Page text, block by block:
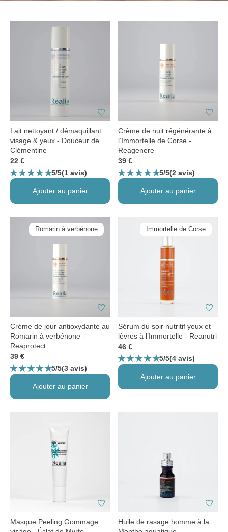
favorite
Lait nettoyant / démaquillant
visage & yeux - Douceur de
Clémentine
22 €
star_ratestar_ratestar_ratestar_ratestar_rate5/5(1 avis)
Ajouter au panier
favorite
Crème de nuit régénérante à
l’Immortelle de Corse -
Reagenere
39 €
star_ratestar_ratestar_ratestar_ratestar_rate5/5(2 avis)
Ajouter au panier
Romarin à verbénone
favorite
Crème de jour antioxydante au
Romarin à verbénone -
Reaprotect
39 €
star_ratestar_ratestar_ratestar_ratestar_rate5/5(3 avis)
Ajouter au panier
Immortelle de Corse
favorite
Sérum du soir nutritif yeux et
lèvres à l’Immortelle - Reanutri
46 €
star_ratestar_ratestar_ratestar_ratestar_rate5/5(4 avis)
Ajouter au panier
favorite
Masque Peeling Gommage
favorite
Huile de rasage homme à la